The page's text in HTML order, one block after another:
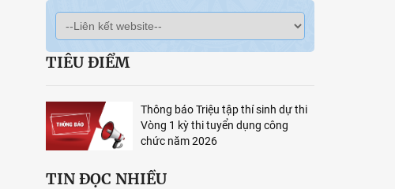
TIÊU ĐIỂM
Thông báo Triệu tập thí sinh dự thi
Vòng 1 kỳ thi tuyển dụng công
chức năm 2026
TIN ĐỌC NHIỀU